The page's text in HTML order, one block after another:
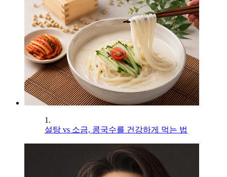
1.
설탕 vs 소금, 콩국수를 건강하게 먹는 법